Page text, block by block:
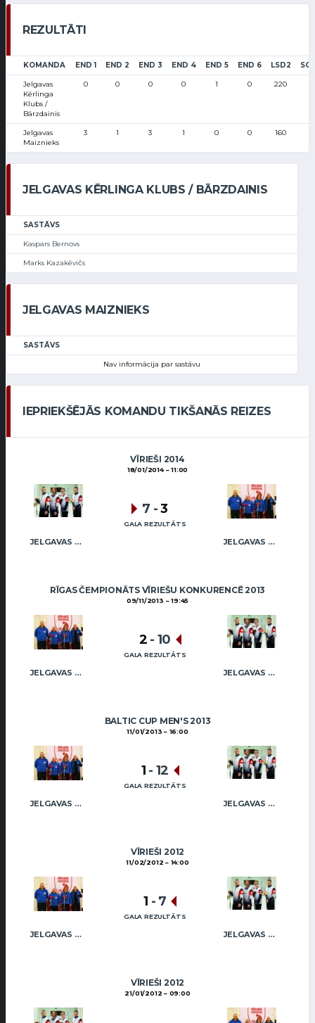
REZULTĀTI
KOMANDA END 1 END 2 END 3 END 4 END 5 END 6 LSD2
Jelgavas
Kērlinga
Klubs /
Bārzdainis
0 0 0 0 1 0 220
Jelgavas
Maiznieks
3 1 3 1 0 0 160
JELGAVAS KĒRLINGA KLUBS / BĀRZDAINIS
SASTĀVS
Kaspars Bernovs
Marks Kazakēvičs
JELGAVAS MAIZNIEKS
SASTĀVS
Nav informācija par sastāvu
IEPRIEKŠĒJĀS KOMANDU TIKŠANĀS REIZES
VĪRIEŠI 2014
18/01/2014 11:00
JELGAVAS MAIZNIEKS JELGAVAS KĒRLINGA KLUBS / BĀRZDAINIS
7 -3
GALA REZULTĀTS
RĪGAS ČEMPIONĀTS VĪRIEŠU KONKURENCĒ 2013
09/11/2013 19:45
JELGAVAS KĒRLINGA KLUBS / BĀRZDAINIS JELGAVAS MAIZNIEKS
2 - 10
GALA REZULTĀTS
BALTIC CUP MEN'S 2013
11/01/2013 16:00
JELGAVAS KĒRLINGA KLUBS / BĀRZDAINIS JELGAVAS MAIZNIEKS
1 - 12
GALA REZULTĀTS
VĪRIEŠI 2012
11/02/2012 14:00
JELGAVAS KĒRLINGA KLUBS / BĀRZDAINIS JELGAVAS MAIZNIEKS
1 - 7
GALA REZULTĀTS
VĪRIEŠI 2012
21/01/2012 09:00